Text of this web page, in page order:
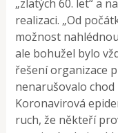
„zlatých 60. let“ a
realizaci. „Od
možnost
ale bohužel bylo
řešení organizace
nenarušovalo
Koronavirová
ruch, že někteří